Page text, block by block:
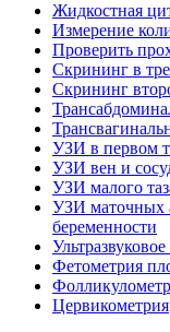
Жидкостная
Измерение
Проверить
Скрининг в
Скрининг
УЗИ в первом
УЗИ вен и
УЗИ малого
УЗИ маточных
беременности
Фетометрия
Цервикометрия